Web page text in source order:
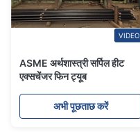
VIDEO
ASME अर्थशास्त्री सर्पिल हीट
एक्सचेंजर फिन ट्यूब
अभी पूछताछ करें